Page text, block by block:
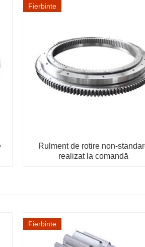
Fierbinte
Rulment de rotire non-
realizat la comandă
Fierbinte